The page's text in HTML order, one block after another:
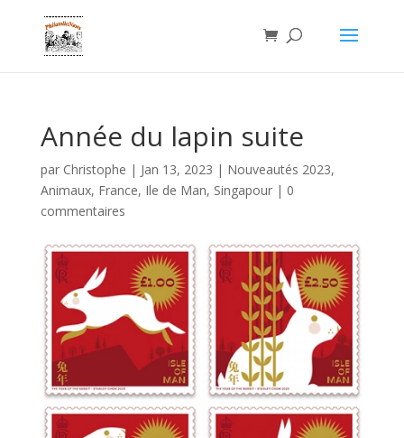
Année du lapin suite
par Christophe | Jan 13, 2023 | Nouveautés 2023,
Animaux, France, Ile de Man, Singapour| 0
commentaires